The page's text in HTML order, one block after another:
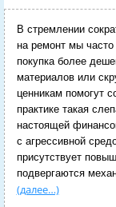
В стремлении
на ремонт мы
покупка более
материалов или
ценникам помогут
практике такая
настоящей
с агрессивной
присутствует
подвергаются
(далее…)